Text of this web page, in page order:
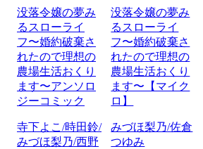
没落令嬢の夢み
るスローライ
フ〜婚約破棄さ
れたので理想の
農場生活おくり
ます〜アンソロ
ジーコミック
寺下よこ/時田鈴/
みづほ梨乃/西野
没落令嬢の夢み
るスローライ
フ〜婚約破棄さ
れたので理想の
農場生活おくり
ます〜【マイク
ロ】
みづほ梨乃/佐倉
つゆみ